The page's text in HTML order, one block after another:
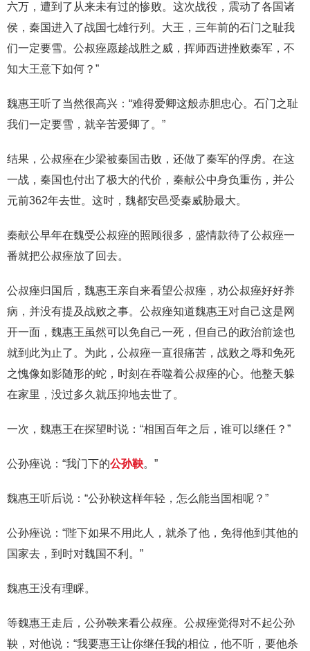
六万，遭到了从来未有过的惨败。这次战役，震动了各国诸
侯，秦国进入了战国七雄行列。大王，三年前的石门之耻我
们一定要雪。公叔痤愿趁战胜之威，挥师西进挫败秦军，不
知大王意下如何？”
魏惠王听了当然很高兴：“难得爱卿这般赤胆忠心。石门之耻
我们一定要雪，就辛苦爱卿了。”
结果，公叔痤在少梁被秦国击败，还做了秦军的俘虏。在这
一战，秦国也付出了极大的代价，秦献公中身负重伤，并公
元前362年去世。这时，魏都安邑受秦威胁最大。
秦献公早年在魏受公叔痤的照顾很多，盛情款待了公叔痤一
番就把公叔痤放了回去。
公叔痤归国后，魏惠王亲自来看望公叔痤，劝公叔痤好好养
病，并没有提及战败之事。公叔痤知道魏惠王对自己这是网
开一面，魏惠王虽然可以免自己一死，但自己的政治前途也
就到此为止了。为此，公叔痤一直很痛苦，战败之辱和免死
之愧像如影随形的蛇，时刻在吞噬着公叔痤的心。他整天躲
在家里，没过多久就压抑地去世了。
一次，魏惠王在探望时说：“相国百年之后，谁可以继任？”
公孙痤说：“我门下的公孙鞅。”
魏惠王听后说：“公孙鞅这样年轻，怎么能当国相呢？”
公孙痤说：“陛下如果不用此人，就杀了他，免得他到其他的
国家去，到时对魏国不利。”
魏惠王没有理睬。
等魏惠王走后，公孙鞅来看公叔痤。公叔痤觉得对不起公孙
鞅，对他说：“我要惠王让你继任我的相位，他不听，要他杀